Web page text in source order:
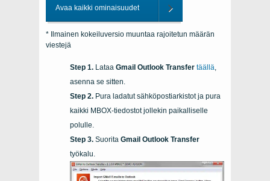
Avaa kaikki ominaisuudet
* Ilmainen kokeiluversio muuntaa rajoitetun määrän
viestejä
Lataa Gmail Outlook Transfer täällä
asenna se sitten.
Pura ladatut sähköpostiarkistot ja pura
kaikki MBOX-tiedostot jollekin paikalliselle
polulle.
Suorita Gmail Outlook Transfer
työkalu.